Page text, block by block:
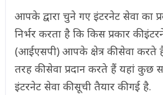
आपके द्वारा चुने गए इंटरनेट सेवा का
निर्भर करता है कि किस प्रकार की
(आईएसपी) आपके क्षेत्र की सेवा करते
तरह की सेवा प्रदान करते हैं यहां कुछ
इंटरनेट सेवा की सूची तैयार की गई है.